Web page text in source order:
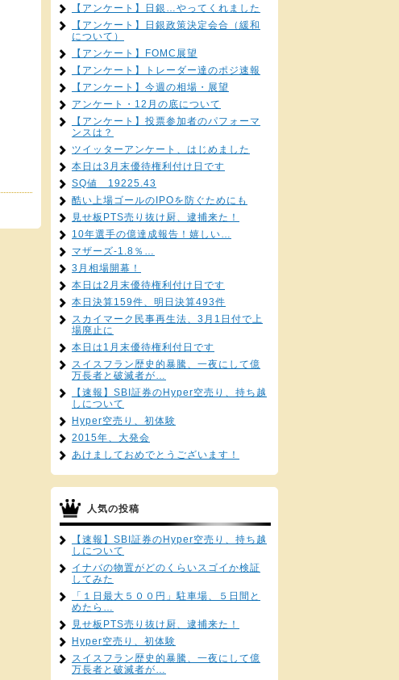
【アンケート】日銀…やってくれました
【アンケート】日銀政策決定会合（緩和
について）
【アンケート】FOMC展望
【アンケート】トレーダー達のポジ速報
【アンケート】今週の相場・展望
アンケート・12月の底について
【アンケート】投票参加者のパフォーマ
ンスは？
ツイッターアンケート、はじめました
本日は3月末優待権利付け日です
SQ値 19225.43
酷い上場ゴールのIPOを防ぐためにも
見せ板PTS売り抜け厨、逮捕来た！
10年選手の億達成報告！嬉しい…
マザーズ-1.8％…
3月相場開幕！
本日は2月末優待権利付け日です
本日決算159件、明日決算493件
スカイマーク民事再生法、3月1日付で上
場廃止に
本日は1月末優待権利付日です
スイスフラン歴史的暴騰、一夜にして億
万長者と破滅者が…
【速報】SBI証券のHyper空売り、持ち越
しについて
Hyper空売り、初体験
2015年、大発会
あけましておめでとうございます！
人気の投稿
【速報】SBI証券のHyper空売り、持ち越
しについて
イナバの物置がどのくらいスゴイか検証
してみた
「１日最大５００円」駐車場、５日間と
めたら…
見せ板PTS売り抜け厨、逮捕来た！
Hyper空売り、初体験
スイスフラン歴史的暴騰、一夜にして億
万長者と破滅者が…